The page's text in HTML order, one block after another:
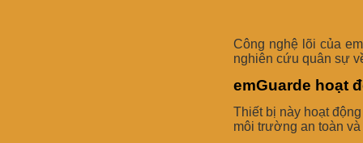
Công nghệ lõi của
nghiên cứu quân sự
emGuarde hoạt
Thiết bị này hoạt
môi trường an toàn